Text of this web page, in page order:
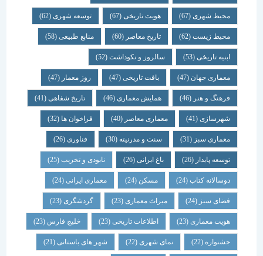
محیط شهری(67) هویت تاریخی(67) توسعه شهری(62)
محیط زیست(62) تاریخ معاصر(60) منابع طبیعی(58)
ابنیه تاریخی(53) سالروز و نکوداشت(52)
معماری جهان (47) بافت تاریخی(47) روز معمار(47)
فرهنگ و هنر(46) همایش معماری (46) تاریخ شفاهی (41)
شهرسازی(41) معماری معاصر(40) فراخوان ها (32)
معماری سبز(31) سنت و مدرنیته(30) فناوری (26)
توسعه پایدار(26) باغ ایرانی(26) نابودی و تخریب(25)
دوسالانه کتاب(24) مسکن (24) معماری ایرانی(24)
فضای سبز(24) میراث معماری (23) گردشگری (23)
هویت معماری (23) اطلاعات تاریخی(23) خلیج فارس(23)
جشنواره(22) نمای شهری(22) شهر های باستانی (21)